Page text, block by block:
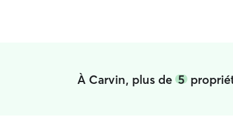
À Carvin, plus de5